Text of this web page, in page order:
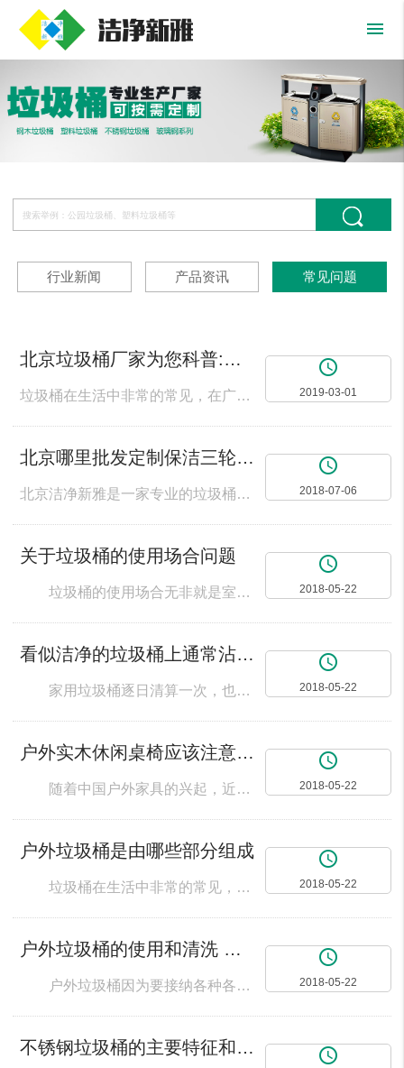
menu
行业新闻 产品资讯 常见问题
北京垃圾桶厂家为您科普:户外垃圾桶由哪些部分组成?
垃圾桶在生活中非常的常见，在广场上面我们可以看到户外垃圾桶，在学校里面，在医院里面，在公园里面等随处都可以发现户外垃圾桶。 一般户外垃圾桶对于垃圾进行明确的分类，有两个桶，一个上面用红色的字标注出不可回收垃圾，还有一个桶上面用绿色的字标注出可回收的垃圾，这也是提倡资源回收利用的正面表现，在扔垃圾的时候，对于一些纸质的垃圾、木制的垃圾或者一些饮料瓶等等可以回收重新再利用的东西都可以直接扔进可以回收
access_time
2019-03-01
北京哪里批发定制保洁三轮车 电动四桶垃圾车 小区垃圾清运车?
北京洁净新雅是一家专业的垃圾桶，公园椅，保洁车厂家。我们可以定制生产批发各种保洁三轮车，手推垃圾车，人力保洁车，电动垃圾车等。包括：钢板喷塑电动保洁车0.3立方 ，0.5立方，0.9立方等各种规格，电动四桶垃圾清运车，不锈钢电动四桶垃圾车，六桶电动垃圾清运车，3立方自动翻桶车等。根据客户要求不同，保洁车配置也略有差异。电池容量可选20AH或者32AH以及45AH，电机可以从500W到2000W供选
access_time
2018-07-06
关于垃圾桶的使用场合问题
垃圾桶的使用场合无非就是室外和室内两个地方。两种垃圾桶他们都有自己的要求，下面就给大家简单说说。 室外垃圾桶一般都是在公共场合里，它对环境有特殊的要求，在室外自然条件下能耐高低温，有足够的机械强度和良好的冲击韧性。易清洁能够与环境融合。 室内垃圾桶一般是用在厨房和卫生间，厨房和卫生间最好使用密闭性较强的带盖的垃圾桶，即使使用内套塑料袋的敞口垃圾桶，平时也一定要将袋口系紧。而且垃圾最好每天一
access_time
2018-05-22
看似洁净的垃圾桶上通常沾染大量细菌
家用垃圾桶逐日清算一次，也称室内垃圾桶，由于放在房间里，垃圾也特别多，如许房间氛围被污染 看似洁净的垃圾桶上，通常沾染大量细菌、病菌和病毒，是室内情况的重要污染源之一，易对人体康健造成危害。专家提示，家用垃圾桶以容量较小者为宜，如允许以提示人们定期清算垃圾。 购置家用垃圾桶时也必须要有带盖的，哪么怎样更好的选购室内垃圾桶呢，专家表现，家庭垃圾应逐日清算，尤其是卫生间内垃圾不行永劫间存放。由
access_time
2018-05-22
户外实木休闲桌椅应该注意环保
随着中国户外家具的兴起，近年来国内市场需求激增，使部分厂商小型车间，切角，劣质，使消费者的利益受到侵害。因此，我们购买户外实木家具，实木休闲桌椅，一定要注意检查产品质量。家具要送到仔细检查后，除了要求家具表面光滑清洁，看不到角落，背板等也要仔细检查，可以触摸触摸手。打开所有的抽屉，门，闻到气味。 许多消费的纯木家具肯定是环保的自然无污染的家具，但不是。影响家具环保的因素很多，注意力很小，会使
access_time
2018-05-22
户外垃圾桶是由哪些部分组成
垃圾桶在生活中非常的常见，在广场上面我们可以看到户外垃圾桶，在学校里面，在医院里面等等随处都可以发现户外垃圾桶。 一般户外垃圾桶对于垃圾进行明确的分类，有两个桶，一个上面用红色的字标注出不可回收垃圾，还有一个桶上面用绿色的字标注出可回收的垃圾，这也是提倡资源回收利用的正面表现，在扔垃圾的时候，对于一些纸质的垃圾、木制的垃圾或者一些饮料瓶等等可以回收重新再利用的东西都可以直接扔进可以回收的垃圾
access_time
2018-05-22
户外垃圾桶的使用和清洗 北京垃圾桶定制批发
户外垃圾桶因为要接纳各种各样的家庭垃圾，每天都被细菌、病毒、霉菌包围着，污染室内环境，因此，是一个极易藏污纳垢的"细菌窝"。要想居家健康，户外垃圾桶在选择、摆放和清洁方面都要特别注意。 1、首先，在选购户外垃圾桶时，尽量选择不锈钢材质的，市面上的一些塑料垃圾桶由于源料来源不清，可能会带有一些放射性物质或有害挥发性物质，存在一定的健康隐患，但不锈钢的不仅少有此类问题，也容易
access_time
2018-05-22
不锈钢垃圾桶的主要特征和维护方法 access_time